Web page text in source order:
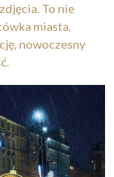
To nie
miasta,
nowoczesny